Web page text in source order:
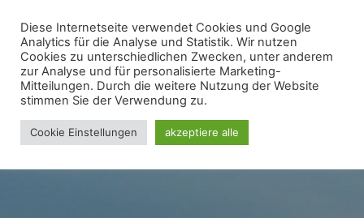
Inhalt
springen
WIR FÜR UNNA - FRAKTION
Diese Internetseite verwendet Cookies und Google
Analytics für die Analyse und Statistik. Wir nutzen
Cookies zu unterschiedlichen Zwecken, unter anderem
zur Analyse und für personalisierte Marketing-
Mitteilungen. Durch die weitere Nutzung der Website
stimmen Sie der Verwendung zu.
Cookie Einstellungen akzeptiere alle